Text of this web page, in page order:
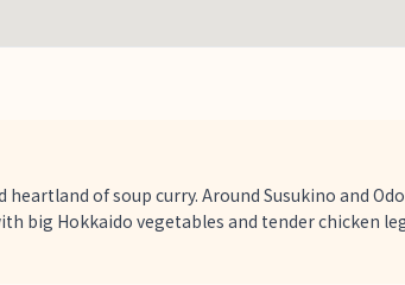
of soup curry. Around Susukino and
big Hokkaido vegetables and tender chicken